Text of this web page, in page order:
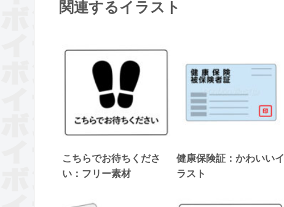
関連するイラスト
こちらでお待ちくださ
い：フリー素材
健康保険証：かわいいイ
ラスト